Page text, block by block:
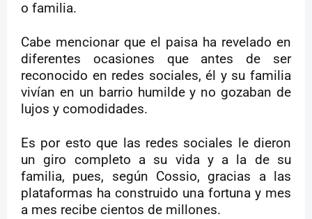
o familia.
Cabe mencionar que el paisa ha revelado en
diferentes ocasiones que antes de ser
reconocido en redes sociales, él y su familia
vivían en un barrio humilde y no gozaban de
lujos y comodidades.
Es por esto que las redes sociales le dieron
un giro completo a su vida y a la de su
familia, pues, según Cossio, gracias a las
plataformas ha construido una fortuna y mes
a mes recibe cientos de millones.